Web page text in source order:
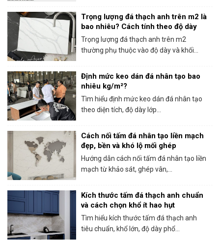
Trọng lượng đá thạch anh trên m2 là
bao nhiêu? Cách tính theo độ dày
Trọng lượng đá thạch anh trên m2
thường phụ thuộc vào độ dày và khối...
Định mức keo dán đá nhân tạo bao
nhiêu kg/m²?
Tìm hiểu định mức keo dán đá nhân tạo
theo diện tích, độ dày lớp...
Cách nối tấm đá nhân tạo liền mạch
đẹp, bền và khó lộ mối ghép
Hướng dẫn cách nối tấm đá nhân tạo liền
mạch từ khảo sát, ghép vân,...
Kích thước tấm đá thạch anh chuẩn
và cách chọn khổ ít hao hụt
Tìm hiểu kích thước tấm đá thạch anh
tiêu chuẩn, khổ lớn, độ dày phổ...